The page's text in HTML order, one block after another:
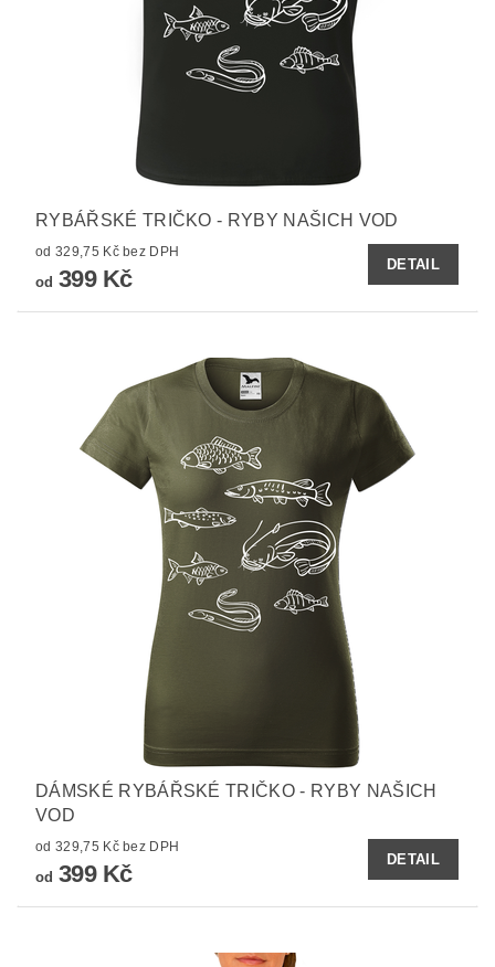
RYBÁŘSKÉ TRIČKO - RYBY NAŠICH VOD
od 329,75 Kč bez DPH
od 399 Kč
DETAIL
DÁMSKÉ RYBÁŘSKÉ TRIČKO - RYBY NAŠICH
VOD
od 329,75 Kč bez DPH
od 399 Kč
DETAIL